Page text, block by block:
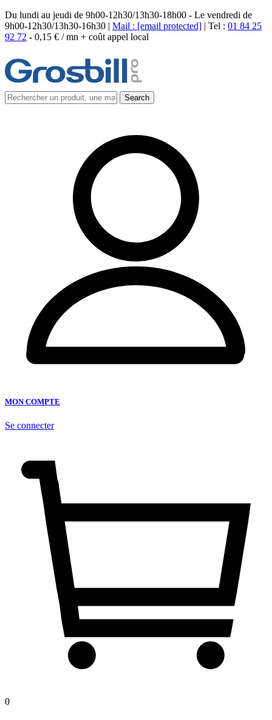
Du lundi au jeudi de 9h00-12h30/13h30-18h00 - Le vendredi de
9h00-12h30/13h30-16h30 | Mail : [email protected] | Tel : 01 84 25
92 72 - 0,15 € / mn + coût appel local
MON COMPTE
Se connecter
0